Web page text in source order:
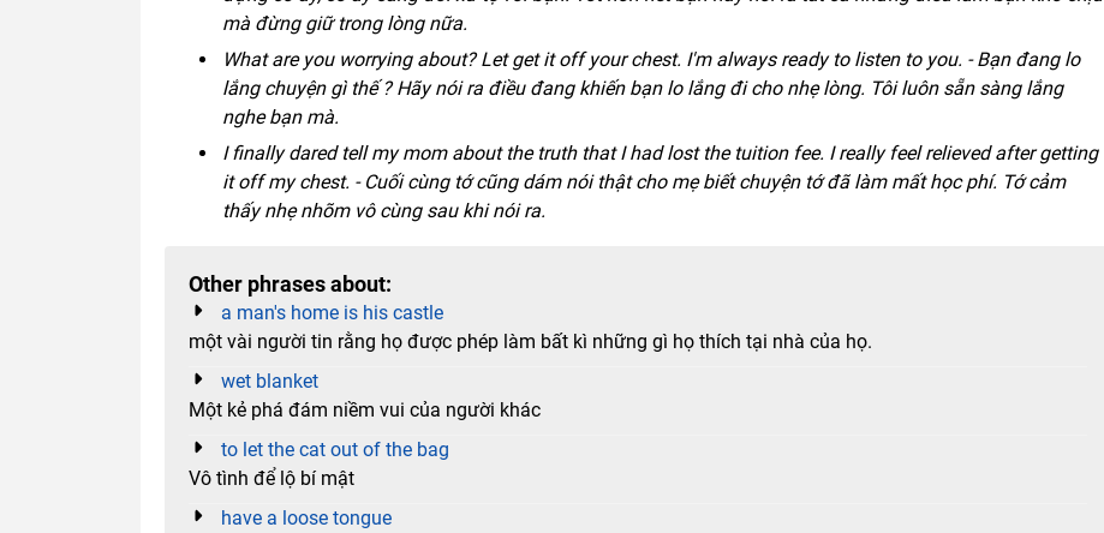
mà đừng giữ trong lòng nữa.
What are you worrying about? Let get it off your chest. I'm always ready to listen to you. - Bạn đang lo
lắng chuyện gì thế ? Hãy nói ra điều đang khiến bạn lo lắng đi cho nhẹ lòng. Tôi luôn sẵn sàng lắng
nghe bạn mà.
I finally dared tell my mom about the truth that I had lost the tuition fee. I really feel relieved after getting
it off my chest. - Cuối cùng tớ cũng dám nói thật cho mẹ biết chuyện tớ đã làm mất học phí. Tớ cảm
thấy nhẹ nhõm vô cùng sau khi nói ra.
Other phrases about:
a man's home is his castle
một vài người tin rằng họ được phép làm bất kì những gì họ thích tại nhà của họ.
wet blanket
Một kẻ phá đám niềm vui của người khác
to let the cat out of the bag
Vô tình để lộ bí mật
have a loose tongue